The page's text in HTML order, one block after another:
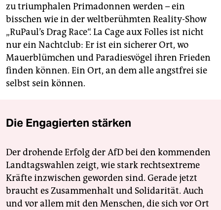
zu triumphalen Primadonnen werden – ein
bisschen wie in der weltberühmten Reality-Show
„RuPaul’s Drag Race“. La Cage aux Folles ist nicht
nur ein Nachtclub: Er ist ein sicherer Ort, wo
Mauerblümchen und Paradiesvögel ihren Frieden
finden können. Ein Ort, an dem alle angstfrei sie
selbst sein können.
Die Engagierten stärken
Der drohende Erfolg der AfD bei den kommenden
Landtagswahlen zeigt, wie stark rechtsextreme
Kräfte inzwischen geworden sind. Gerade jetzt
braucht es Zusammenhalt und Solidarität. Auch
und vor allem mit den Menschen, die sich vor Ort